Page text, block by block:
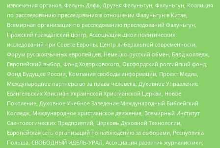
извлечения органов, Фалунь Дафа, Друзья Фалуньгун, Фалуньгун, Коалиция
по расследованию преследования в отношении Фалуньгун в Китае,
Всемирная организация по расследованию преследований Фалуньгун,
Пражский гражданский центр, Ассоциация школ политических
исследований при Совете Европы, Центр либеральной современности,
Форум русскоязычных европейцев, Немецко-русский обмен, Бард колледж,
Европейский выбор, Фонд Ходорковского, Оксфордский российский фонд,
Фонд Будущее России, Компания свободы информации, Проект Медиа,
Международное партнерство за права человека, Духовное Управление
Евангельских Христиан Украинской Христианской Церкви, Новое
Поколение, Духовное Учебное Заведение Международный Библейский
Колледж, Международное христианское движение, Всемирный Институт
Саентологических Предприятий, Церковь Духовной Технологии,
Европейская сеть организаций по наблюдению за выборами, Республика
Польша, СВОБОДНЫЙ ИДЕЛЬ-УРАЛ, Ассоциация развития журналистики,